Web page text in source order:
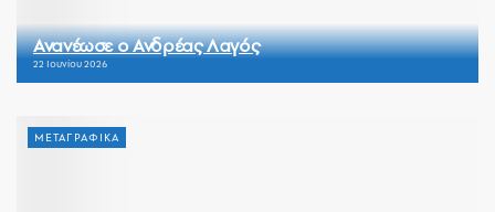
Ανανέωσε ο Ανδρέας Λαγός
22 Ιουνίου 2026
ΜΕΤΑΓΡΑΦΙΚΑ